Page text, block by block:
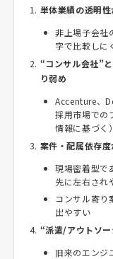
単体業績の透明
非上場子会社
字で比較しに
“コンサル会社”
り弱め
Accenture、
採用市場での
情報に基づく）
案件・配属依存
現場密着型で
先に左右され
コンサル寄り
出やすい
“派遣/アウトソ
旧来のエンジ